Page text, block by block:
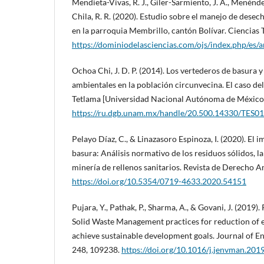
Mendieta-Vivas, R. J., Giler-Sarmiento, J. A.,
Chila, R. R. (2020). Estudio sobre el manejo de
en la parroquia Membrillo, cantón Bolí­var. Ciencias
https://dominiodelasciencias.com/ojs/index.php/
Ochoa Chi, J. D. P. (2014). Los vertederos de basura
ambientales en la población circunvecina. El caso
Tetlama [Universidad Nacional Autónoma de
https://ru.dgb.unam.mx/handle/20.500.14330/
Pelayo Díaz, C., & Linazasoro Espinoza, I. (2020). El
basura: Análisis normativo de los residuos sólidos,
minería de rellenos sanitarios. Revista de Derecho
https://doi.org/10.5354/0719-4633.2020.54151
Pujara, Y., Pathak, P., Sharma, A., & Govani, J.
Solid Waste Management practices for reduction of
achieve sustainable development goals. Journal of
248, 109238. https://doi.org/10.1016/